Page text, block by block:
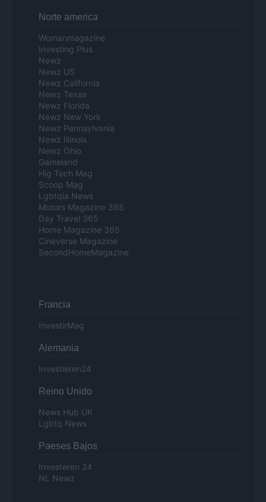
Norte america
Womanmagazine
Investing Plus
Newz
Newz US
Newz California
Newz Texas
Newz Florida
Newz New York
Newz Pennsylvania
Newz Illinois
Newz Ohio
Gameland
Hig Tech Mag
Scoop Mag
Lgbtqia News
Motors Magazine 365
Day Travel 365
Home Magazine 365
Cineverse Magazine
SecondHomeMagazine
Francia
InvestirMag
Alemania
Investieren24
Reino Unido
News Hub UK
Lgbtq News
Paeses Bajos
Investeren 24
NL Newz